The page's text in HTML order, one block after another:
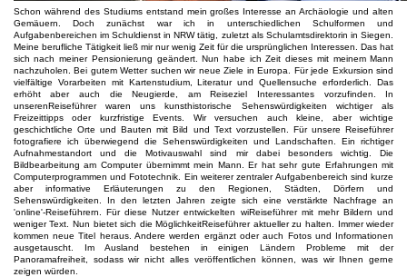
Schon während des Studiums entstand mein großes Interesse an Archäologie und alten
Gemäuern. Doch zunächst war ich in unterschiedlichen Schulformen und
Aufgabenbereichen im Schuldienst in NRW tätig, zuletzt als Schulamtsdirektorin in Siegen.
Meine berufliche Tätigkeit ließ mir nur wenig Zeit für die ursprünglichen Interessen. Das hat
sich nach meiner Pensionierung geändert. Nun habe ich Zeit dieses mit meinem Mann
nachzuholen. Bei gutem Wetter suchen wir neue Ziele in Europa. Für jede Exkursion sind
vielfältige Vorarbeiten mit Kartenstudium, Literatur und Quellensuche erforderlich. Das
erhöht aber auch die Neugierde, am Reiseziel Interessantes vorzufinden. In
unserenReiseführer waren uns kunsthistorische Sehenswürdigkeiten wichtiger als
Freizeittipps oder kurzfristige Events. Wir versuchen auch kleine, aber wichtige
geschichtliche Orte und Bauten mit Bild und Text vorzustellen. Für unsere Reiseführer
fotografiere ich überwiegend die Sehenswürdigkeiten und Landschaften. Ein richtiger
Aufnahmestandort und die Motivauswahl sind mir dabei besonders wichtig. Die
Bildbearbeitung am Computer übernimmt mein Mann. Er hat sehr gute Erfahrungen mit
Computerprogrammen und Fototechnik. Ein weiterer zentraler Aufgabenbereich sind kurze
aber informative Erläuterungen zu den Regionen, Städten, Dörfern und
Sehenswürdigkeiten. In den letzten Jahren zeigte sich eine verstärkte Nachfrage an
'online'-Reiseführern. Für diese Nutzer entwickelten wiReiseführer mit mehr Bildern und
weniger Text. Nun bietet sich die MöglichkeitReiseführer aktueller zu halten. Immer wieder
kommen neue Titel heraus. Andere werden ergänzt oder auch Fotos und Informationen
ausgetauscht. Im Ausland bestehen in einigen Ländern Probleme mit der
Panoramafreiheit, sodass wir nicht alles veröffentlichen können, was wir Ihnen gerne
zeigen würden.